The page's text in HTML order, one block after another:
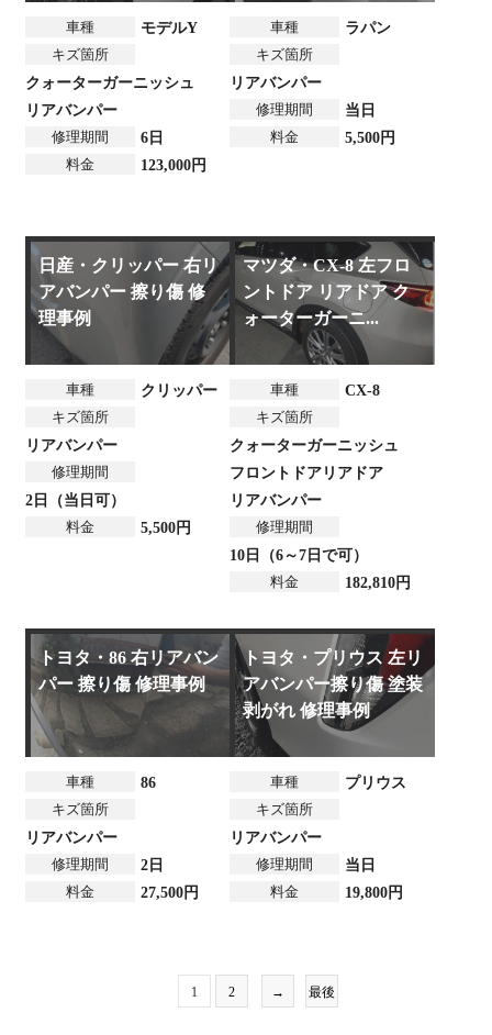
車種
モデルY
キズ箇所
クォーターガーニッシュ
リアバンパー
修理期間
6日
料金
123,000円
車種
ラパン
キズ箇所
リアバンパー
修理期間
当日
料金
5,500円
日産・クリッパー 右リ
アバンパー 擦り傷 修
理事例
車種
クリッパー
キズ箇所
リアバンパー
修理期間
2日（当日可）
料金
5,500円
マツダ・CX-8 左フロ
ントドア リアドア ク
ォーターガーニ...
車種
CX-8
キズ箇所
クォーターガーニッシュ
フロントドア リアドア
リアバンパー
修理期間
10日（6～7日で可）
料金
182,810円
トヨタ・86 右リアバン
パー 擦り傷 修理事例
車種
86
キズ箇所
リアバンパー
修理期間
2日
料金
27,500円
トヨタ・プリウス 左リ
アバンパー擦り傷 塗装
剥がれ 修理事例
車種
プリウス
キズ箇所
リアバンパー
修理期間
当日
料金
19,800円
1 2 → 最後